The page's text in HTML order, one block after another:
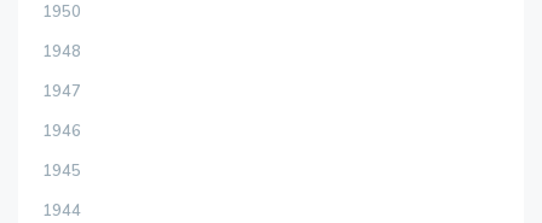
1950
1948
1947
1946
1945
1944